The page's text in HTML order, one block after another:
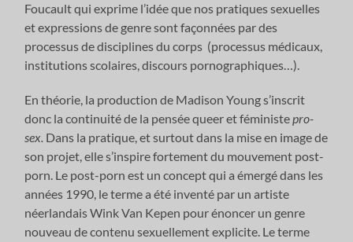
Foucault qui exprime l’idée que nos pratiques sexuelles
et expressions de genre sont façonnées par des
processus de disciplines du corps (processus médicaux,
institutions scolaires, discours pornographiques…).
En théorie, la production de Madison Young s’inscrit
donc la continuité de la pensée queer et féministepro-
sex. Dans la pratique, et surtout dans la mise en image de
son projet, elle s’inspire fortement du mouvement post-
porn. Le post-porn est un concept qui a émergé dans les
années 1990, le terme a été inventé par un artiste
néerlandais Wink Van Kepen pour énoncer un genre
nouveau de contenu sexuellement explicite. Le terme